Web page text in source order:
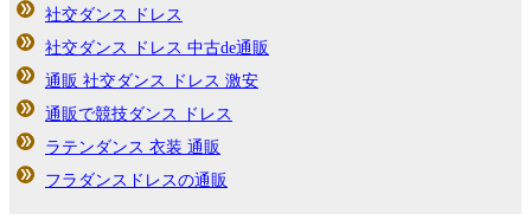
社交ダンス ドレス
社交ダンス ドレス 中古de通販
通販 社交ダンス ドレス 激安
通販で競技ダンス ドレス
ラテンダンス 衣装 通販
フラダンスドレスの通販